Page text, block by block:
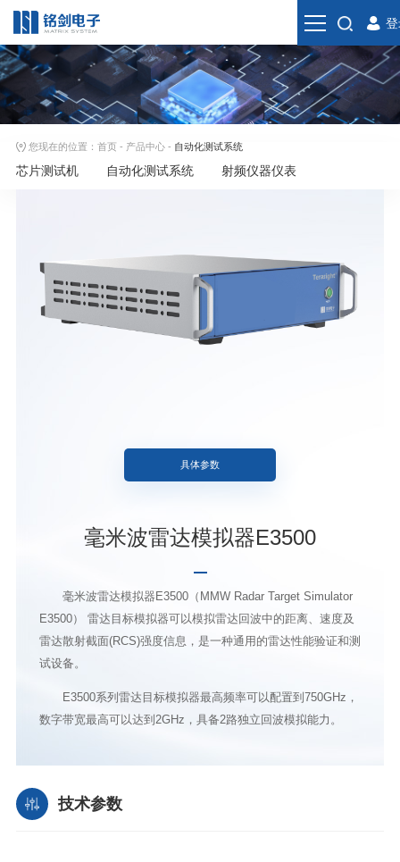
您现在的位置： 首页 - 产品中心- 自动化测试系统
芯片测试机 自动化测试系统 射频仪器仪表
具体参数
毫米波雷达模拟器E3500
毫米波雷达模拟器E3500（MMW Radar Target Simulator
E3500） 雷达目标模拟器可以模拟雷达回波中的距离、速度及
雷达散射截面(RCS)强度信息，是一种通用的雷达性能验证和测
试设备。
E3500系列雷达目标模拟器最高频率可以配置到750GHz，
数字带宽最高可以达到2GHz，具备2路独立回波模拟能力。
技术参数